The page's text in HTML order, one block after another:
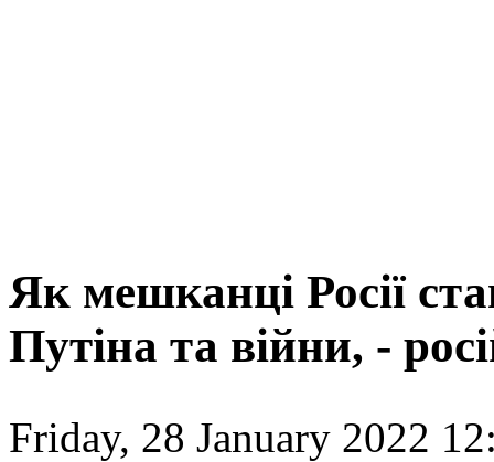
Як мешканці Росії
Путіна та війни, -
Friday, 28 January 2022